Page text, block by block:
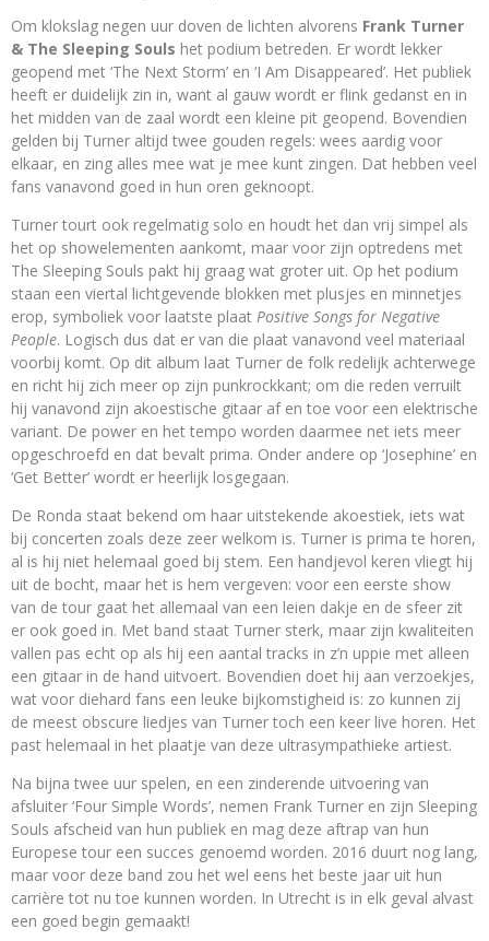
Om klokslag negen uur doven de lichten alvorens Frank Turner
& The Sleeping Souls het podium betreden. Er wordt lekker
geopend met ‘The Next Storm’ en ‘I Am Disappeared’. Het publiek
heeft er duidelijk zin in, want al gauw wordt er flink gedanst en in
het midden van de zaal wordt een kleine pit geopend. Bovendien
gelden bij Turner altijd twee gouden regels: wees aardig voor
elkaar, en zing alles mee wat je mee kunt zingen. Dat hebben veel
fans vanavond goed in hun oren geknoopt.
Turner tourt ook regelmatig solo en houdt het dan vrij simpel als
het op showelementen aankomt, maar voor zijn optredens met
The Sleeping Souls pakt hij graag wat groter uit. Op het podium
staan een viertal lichtgevende blokken met plusjes en minnetjes
erop, symboliek voor laatste plaat Positive Songs for Negative
People. Logisch dus dat er van die plaat vanavond veel materiaal
voorbij komt. Op dit album laat Turner de folk redelijk achterwege
en richt hij zich meer op zijn punkrockkant; om die reden verruilt
hij vanavond zijn akoestische gitaar af en toe voor een elektrische
variant. De power en het tempo worden daarmee net iets meer
opgeschroefd en dat bevalt prima. Onder andere op ‘Josephine’ en
‘Get Better’ wordt er heerlijk losgegaan.
De Ronda staat bekend om haar uitstekende akoestiek, iets wat
bij concerten zoals deze zeer welkom is. Turner is prima te horen,
al is hij niet helemaal goed bij stem. Een handjevol keren vliegt hij
uit de bocht, maar het is hem vergeven: voor een eerste show
van de tour gaat het allemaal van een leien dakje en de sfeer zit
er ook goed in. Met band staat Turner sterk, maar zijn kwaliteiten
vallen pas echt op als hij een aantal tracks in z’n uppie met alleen
een gitaar in de hand uitvoert. Bovendien doet hij aan verzoekjes,
wat voor diehard fans een leuke bijkomstigheid is: zo kunnen zij
de meest obscure liedjes van Turner toch een keer live horen. Het
past helemaal in het plaatje van deze ultrasympathieke artiest.
Na bijna twee uur spelen, en een zinderende uitvoering van
afsluiter ‘Four Simple Words’, nemen Frank Turner en zijn Sleeping
Souls afscheid van hun publiek en mag deze aftrap van hun
Europese tour een succes genoemd worden. 2016 duurt nog lang,
maar voor deze band zou het wel eens het beste jaar uit hun
carrière tot nu toe kunnen worden. In Utrecht is in elk geval alvast
een goed begin gemaakt!